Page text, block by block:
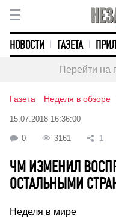
НОВОСТИ ГАЗЕТА
Перейти на
Газета Неделя в обзоре
15.07.2018 16:36:00
0 3161 1
ЧМ ИЗМЕНИЛ
ОСТАЛЬНЫМИ
Неделя в мире